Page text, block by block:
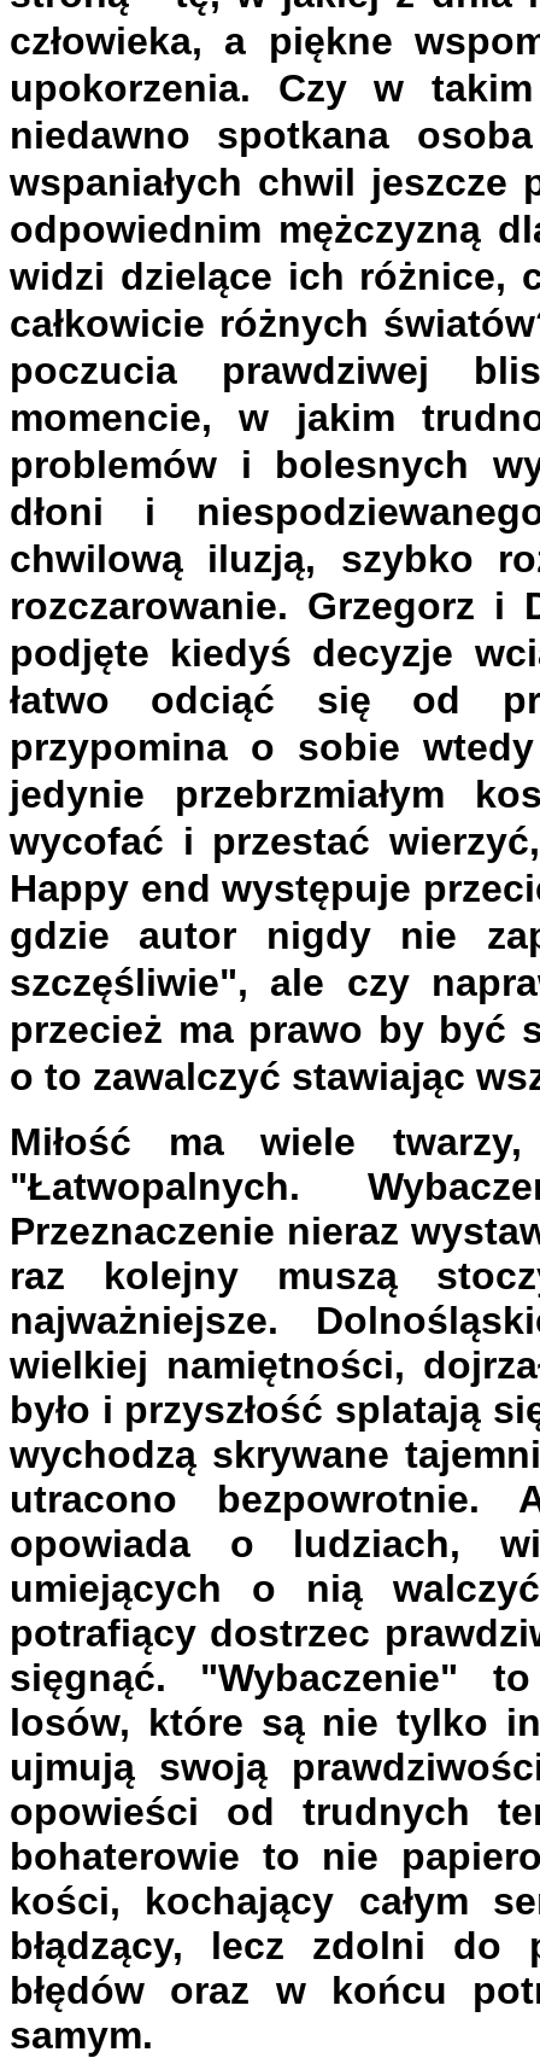
człowieka, a piękne
upokorzenia. Czy w
niedawno spotkana
wspaniałych chwil
odpowiednim mężczyzną
widzi dzielące ich różnice,
całkowicie różnych
poczucia prawdziwej
momencie, w jakim
problemów i bolesnych
dłoni i
chwilową iluzją, szybko
rozczarowanie. Grzegorz i
podjęte kiedyś decyzje
łatwo odciąć się od
przypomina o sobie
jedynie przebrzmiałym
wycofać i przestać
Happy end występuje
gdzie autor nigdy nie
szczęśliwie", ale czy
przecież ma prawo by być
o to zawalczyć stawiając
Miłość ma wiele
"Łatwopalnych.
Przeznaczenie nieraz
raz kolejny muszą
najważniejsze.
wielkiej namiętności,
było i przyszłość splatają
wychodzą skrywane
utracono bezpowrotnie.
opowiada o ludziach,
umiejących o nią
potrafiący dostrzec
sięgnąć. "Wybaczenie"
losów, które są nie tylko
ujmują swoją
opowieści od trudnych
bohaterowie to nie
kości, kochający całym
błądzący, lecz zdolni do
błędów oraz w końcu
samym.